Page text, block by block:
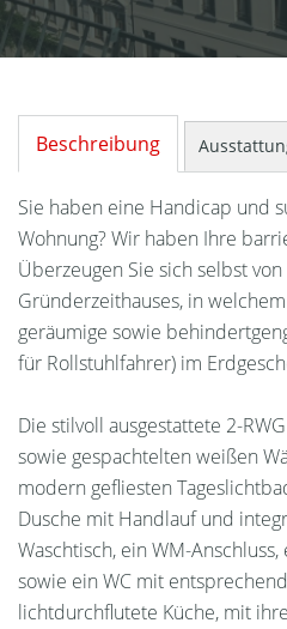
Beschreibung
Sie haben eine Handicap und
Wohnung? Wir haben Ihre
Überzeugen Sie sich selbst
Gründerzeithauses, in
geräumige sowie
für Rollstuhlfahrer) im
Die stilvoll ausgestattete 2-
sowie gespachtelten weißen
modern gefliesten
Dusche mit Handlauf und
Waschtisch, ein WM-
sowie ein WC mit
lichtdurchflutete Küche, mit